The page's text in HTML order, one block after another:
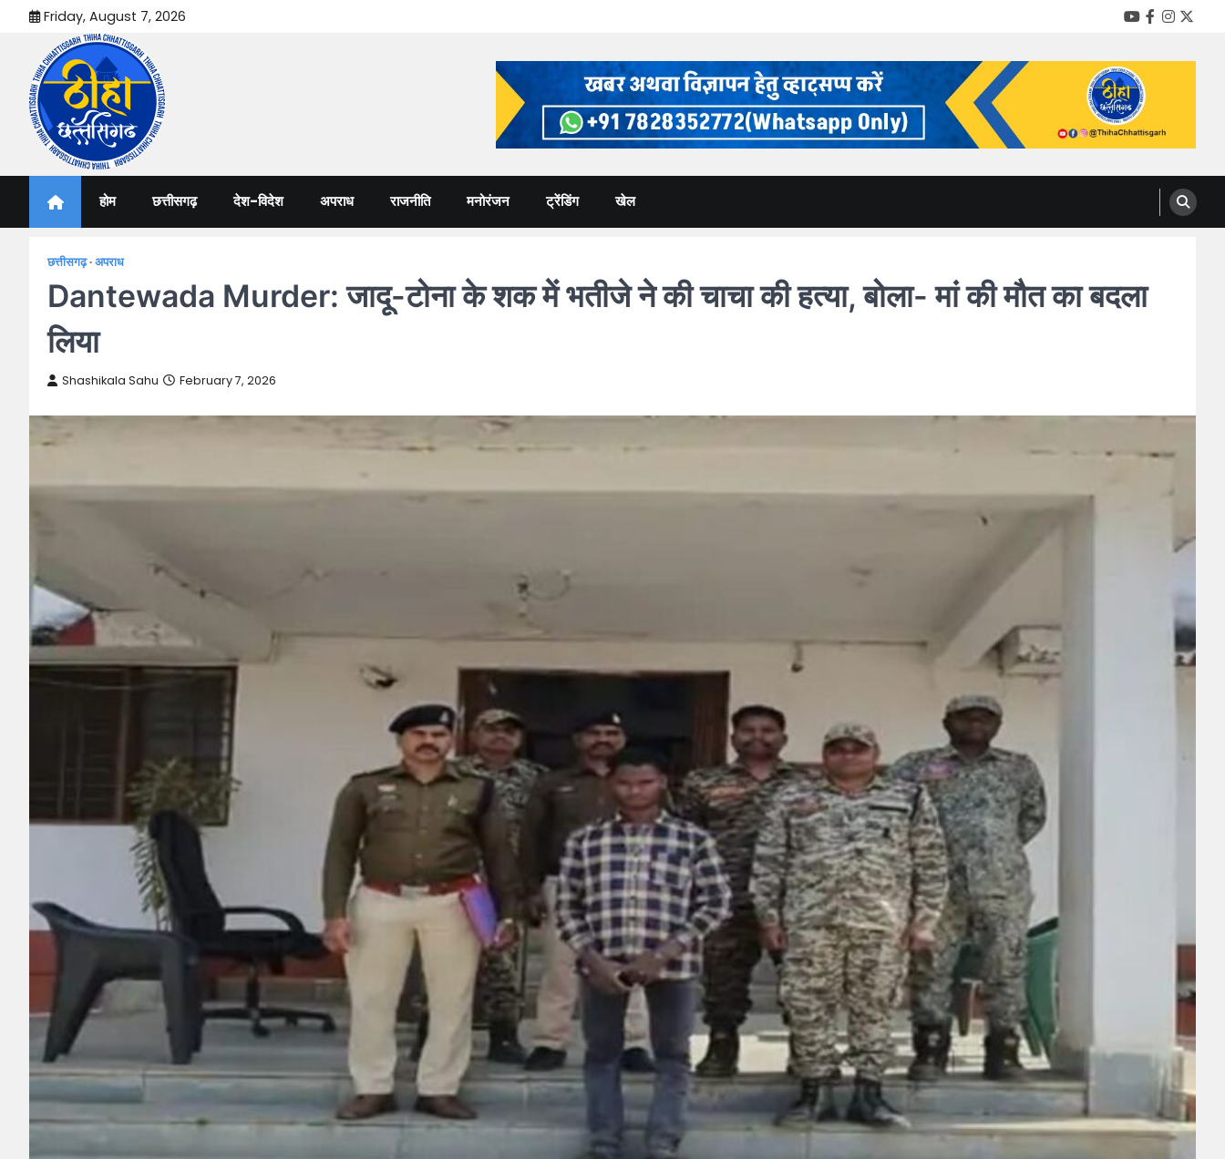
content
Friday, August 7, 2026 YouTube
Facebook
Thiha Chhattisgarh
होम छत्तीसगढ़ देश-विदेश अपराध राजनीति मनोरंजन ट्रेंडिंग खेल
छत्तीसगढ़ अपराध
Dantewada Murder: जादू-टोना के शक में भतीजे ने की चाचा की हत्या, बोला- मां की मौत का बदला
लिया
Shashikala Sahu February 7, 2026